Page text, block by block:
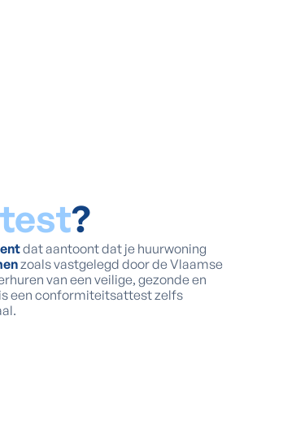
?
dat aantoont dat je huurwoning
zoals vastgelegd door de Vlaamse
van een veilige, gezonde en
een conformiteitsattest zelfs